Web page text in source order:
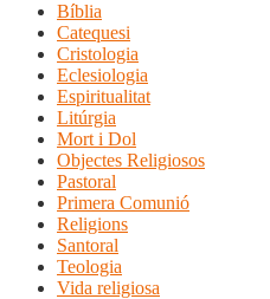
Bíblia
Catequesi
Cristologia
Eclesiologia
Espiritualitat
Litúrgia
Mort i Dol
Objectes Religiosos
Pastoral
Primera Comunió
Religions
Santoral
Teologia
Vida religiosa